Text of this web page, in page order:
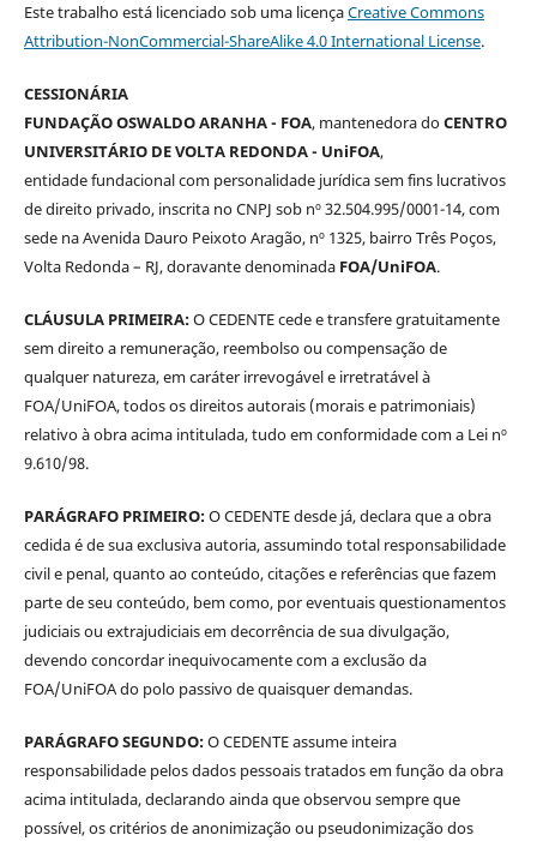
Este trabalho está licenciado sob uma licençaCreative Commons
Attribution-NonCommercial-ShareAlike 4.0 International License.
CESSIONÁRIA
FUNDAÇÃO OSWALDO ARANHA - FOA, mantenedora doCENTRO
UNIVERSITÁRIO DE VOLTA REDONDA - UniFOA,
entidade fundacional com personalidade jurídica sem fins lucrativos
de direito privado, inscrita no CNPJ sob nº 32.504.995/0001-14, com
sede na Avenida Dauro Peixoto Aragão, nº 1325, bairro Três Poços,
Volta Redonda – RJ, doravante denominada FOA/UniFOA.
CLÁUSULA PRIMEIRA:O CEDENTE cede e transfere gratuitamente
sem direito a remuneração, reembolso ou compensação de
qualquer natureza, em caráter irrevogável e irretratável à
FOA/UniFOA, todos os direitos autorais (morais e patrimoniais)
relativo à obra acima intitulada, tudo em conformidade com a Lei nº
9.610/98.
PARÁGRAFO PRIMEIRO:O CEDENTE desde já, declara que a obra
cedida é de sua exclusiva autoria, assumindo total responsabilidade
civil e penal, quanto ao conteúdo, citações e referências que fazem
parte de seu conteúdo, bem como, por eventuais questionamentos
judiciais ou extrajudiciais em decorrência de sua divulgação,
devendo concordar inequivocamente com a exclusão da
FOA/UniFOA do polo passivo de quaisquer demandas.
PARÁGRAFO SEGUNDO:O CEDENTE assume inteira
responsabilidade pelos dados pessoais tratados em função da obra
acima intitulada, declarando ainda que observou sempre que
possível, os critérios de anonimização ou pseudonimização dos